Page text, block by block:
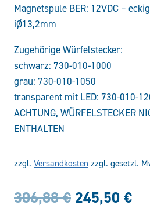
Magnetspule BER: 12VDC –
iØ13,2mm
Zugehörige Würfelstecker:
schwarz: 730-010-1000
grau: 730-010-1050
transparent mit LED: 730-010-
ACHTUNG, WÜRFELSTECKER
ENTHALTEN
zzgl. Versandkosten zzgl. gesetzl.
306,88€ 245,50 €